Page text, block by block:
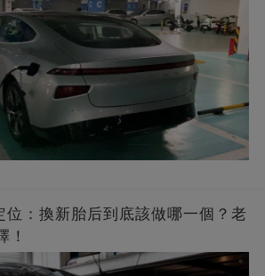
：換新胎后到底該做哪一個？老
！